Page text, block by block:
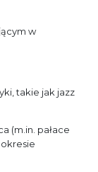
w
takie jak jazz
(m.in. pałace